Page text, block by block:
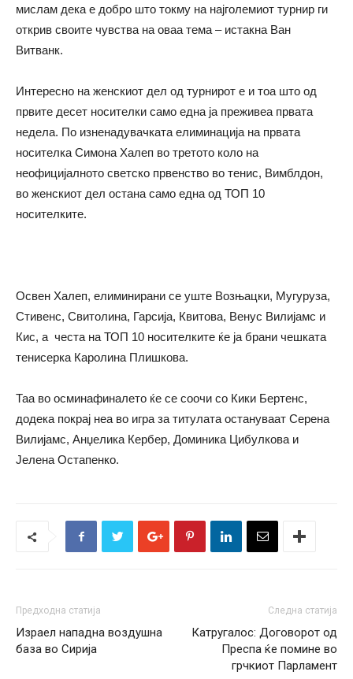
мислам дека е добро што токму на најголемиот турнир ги
открив своите чувства на оваа тема – истакна Ван
Витванк.
Интересно на женскиот дел од турнирот е и тоа што од
првите десет носителки само една ја преживеа првата
недела. По изненадувачката елиминација на првата
носителка Симона Халеп во третото коло на
неофицијалното светско првенство во тенис, Вимблдон,
во женскиот дел остана само една од ТОП 10
носителките.
Освен Халеп, елиминирани се уште Возњацки, Мугуруза,
Стивенс, Свитолина, Гарсија, Квитова, Венус Вилијамс и
Кис, а честа на ТОП 10 носителките ќе ја брани чешката
тенисерка Каролина Плишкова.
Таа во осминафиналето ќе се соочи со Кики Бертенс,
додека покрај неа во игра за титулата остануваат Серена
Вилијамс, Анџелика Кербер, Доминика Цибулкова и
Јелена Остапенко.
Предходна статија
Израел нападна воздушна
база во Сирија
Следна статија
Катругалос: Договорот од
Преспа ќе помине во
грчкиот Парламент